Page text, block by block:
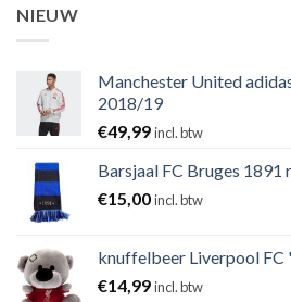
NIEUW
Manchester United
2018/19
€49,99incl. btw
Barsjaal FC Bruges 1891
€15,00incl. btw
knuffelbeer Liverpool
€14,99incl. btw